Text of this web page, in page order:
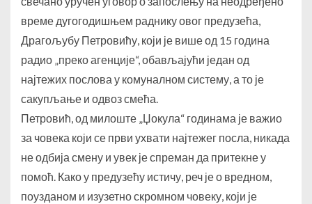
време дугогодишњем раднику овог предузећа,
Драгољубу Петровићу, који је више од 15 година
радио „преко агенције“, обављајући један од
најтежих послова у комуналном систему, а то је
сакупљање и одвоз смећа.
Петровић, од милоште „Џокула“ годинама је важио
за човека који се први ухвати најтежег посла, никада
не одбија смену и увек је спреман да притекне у
помоћ. Како у предузећу истичу, реч је о вредном,
поузданом и изузетно скромном човеку, који је